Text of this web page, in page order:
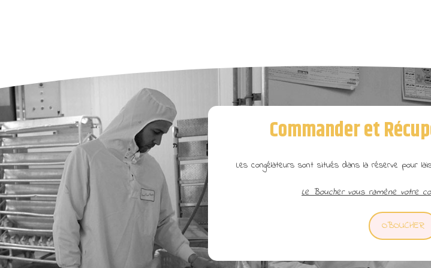
Commander et
Les congélateurs sont situés dans la réserve pour
Le Boucher vous ramène votre
OBOUCHER